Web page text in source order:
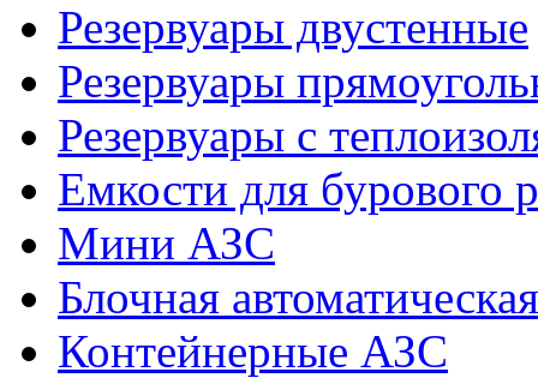
Резервуары двустенные
Резервуары
Резервуары с
Емкости для бурового
Мини АЗС
Блочная
Контейнерные АЗС